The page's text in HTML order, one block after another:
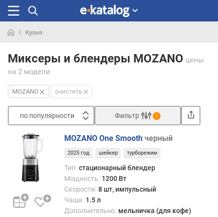
раньше
Кухня
Миксеры и блендеры MOZANO цены
на 2 модели
MOZANO очистить
по популярности
п
о
п
о
у
л
Фильтр 1
MOZANO One Smooth черный
2025 год шейкер турборежим
Тип: стационарный блендер
Мощность: 1200 Вт
Скорости: 8 шт, импульсный
Чаша: 1.5 л
Дополнительно: мельничка (для кофе)